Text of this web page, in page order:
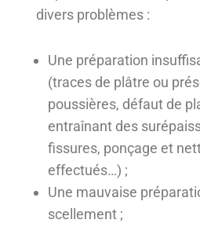
divers problèmes :
Une préparation
(traces de plâtre ou
poussières, défaut de
entraînant des
fissures, ponçage et
effectués…) ;
Une mauvaise
scellement ;